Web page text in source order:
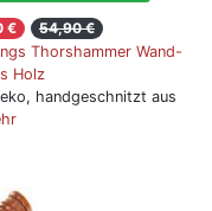
€
54,90 €
Thorshammer Wand-
Holz
handgeschnitzt aus